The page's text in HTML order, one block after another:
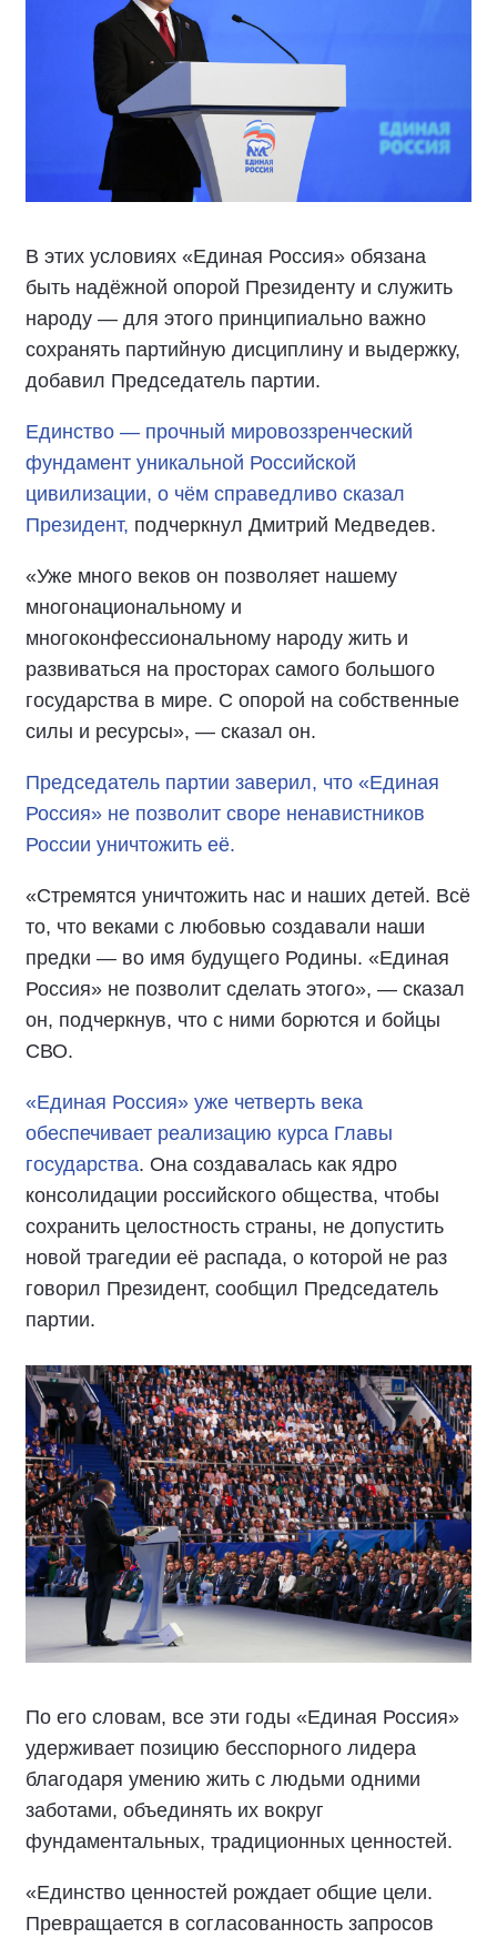
В этих условиях «Единая Россия» обязана
быть надёжной опорой Президенту и служить
народу — для этого принципиально важно
сохранять партийную дисциплину и выдержку,
добавил Председатель партии.
Единство — прочный мировоззренческий
фундамент уникальной Российской
цивилизации, о чём справедливо сказал
Президент, подчеркнул Дмитрий Медведев.
«Уже много веков он позволяет нашему
многонациональному и
многоконфессиональному народу жить и
развиваться на просторах самого большого
государства в мире. С опорой на собственные
силы и ресурсы», — сказал он.
Председатель партии заверил, что «Единая
Россия» не позволит своре ненавистников
России уничтожить её.
«Стремятся уничтожить нас и наших детей. Всё
то, что веками с любовью создавали наши
предки — во имя будущего Родины. «Единая
Россия» не позволит сделать этого», — сказал
он, подчеркнув, что с ними борются и бойцы
СВО.
«Единая Россия» уже четверть века
обеспечивает реализацию курса Главы
государства. Она создавалась как ядро
консолидации российского общества, чтобы
сохранить целостность страны, не допустить
новой трагедии её распада, о которой не раз
говорил Президент, сообщил Председатель
партии.
По его словам, все эти годы «Единая Россия»
удерживает позицию бесспорного лидера
благодаря умению жить с людьми одними
заботами, объединять их вокруг
фундаментальных, традиционных ценностей.
«Единство ценностей рождает общие цели.
Превращается в согласованность запросов